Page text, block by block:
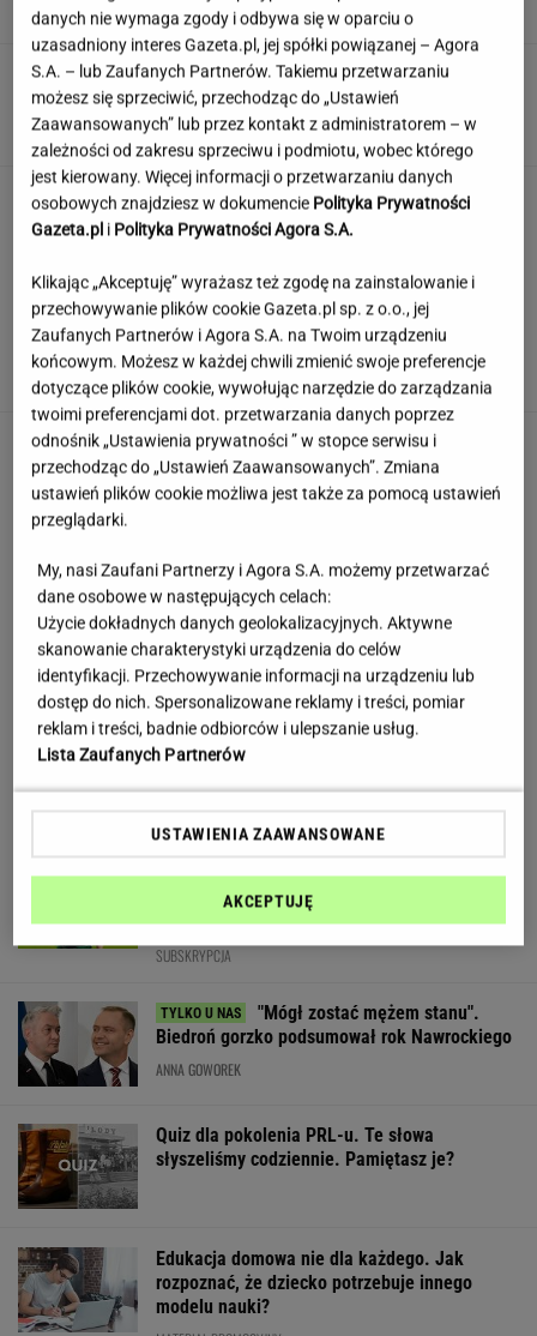
SUBSKRYPCJA
Urzędnicy pukają do domów. Chcą paragonów
MATERIAŁ PROMOCYJNY
Piotr Pytel wspomina odsiadkę w
Niemczech "z sentymentem". "U nas więzienia
to skanseny"
Rekord padł w niewielkim stawie. Taki okaz
trafia się bardzo rzadko
To nowy kandydat do
reprezentacji? Pokonał Legię, srebro zdobył,
jak złoto grał
SUBSKRYPCJA
"Mógł zostać mężem stanu".
Biedroń gorzko podsumował rok Nawrockiego
ANNA GOWOREK
Quiz dla pokolenia PRL-u. Te słowa
słyszeliśmy codziennie. Pamiętasz je?
Edukacja domowa nie dla każdego. Jak
rozpoznać, że dziecko potrzebuje innego
modelu nauki?
danych nie wymaga zgody i odbywa się w oparciu o
uzasadniony interes Gazeta.pl, jej spółki powiązanej – Agora
S.A. – lub Zaufanych Partnerów. Takiemu przetwarzaniu
możesz się sprzeciwić, przechodząc do „Ustawień
Zaawansowanych” lub przez kontakt z administratorem – w
zależności od zakresu sprzeciwu i podmiotu, wobec którego
jest kierowany. Więcej informacji o przetwarzaniu danych
osobowych znajdziesz w dokumencie Polityka Prywatności
Gazeta.pl i Polityka Prywatności Agora S.A.
Klikając „Akceptuję” wyrażasz też zgodę na zainstalowanie i
przechowywanie plików cookie Gazeta.pl sp. z o.o., jej
Zaufanych Partnerów i Agora S.A. na Twoim urządzeniu
końcowym. Możesz w każdej chwili zmienić swoje preferencje
dotyczące plików cookie, wywołując narzędzie do zarządzania
twoimi preferencjami dot. przetwarzania danych poprzez
odnośnik „Ustawienia prywatności ” w stopce serwisu i
przechodząc do „Ustawień Zaawansowanych”. Zmiana
ustawień plików cookie możliwa jest także za pomocą ustawień
przeglądarki.
My, nasi Zaufani Partnerzy i Agora S.A. możemy przetwarzać
dane osobowe w następujących celach:
Użycie dokładnych danych geolokalizacyjnych. Aktywne
skanowanie charakterystyki urządzenia do celów
identyfikacji. Przechowywanie informacji na urządzeniu lub
dostęp do nich. Spersonalizowane reklamy i treści, pomiar
reklam i treści, badnie odbiorców i ulepszanie usług.
Lista Zaufanych Partnerów
USTAWIENIA ZAAWANSOWANE
AKCEPTUJĘ